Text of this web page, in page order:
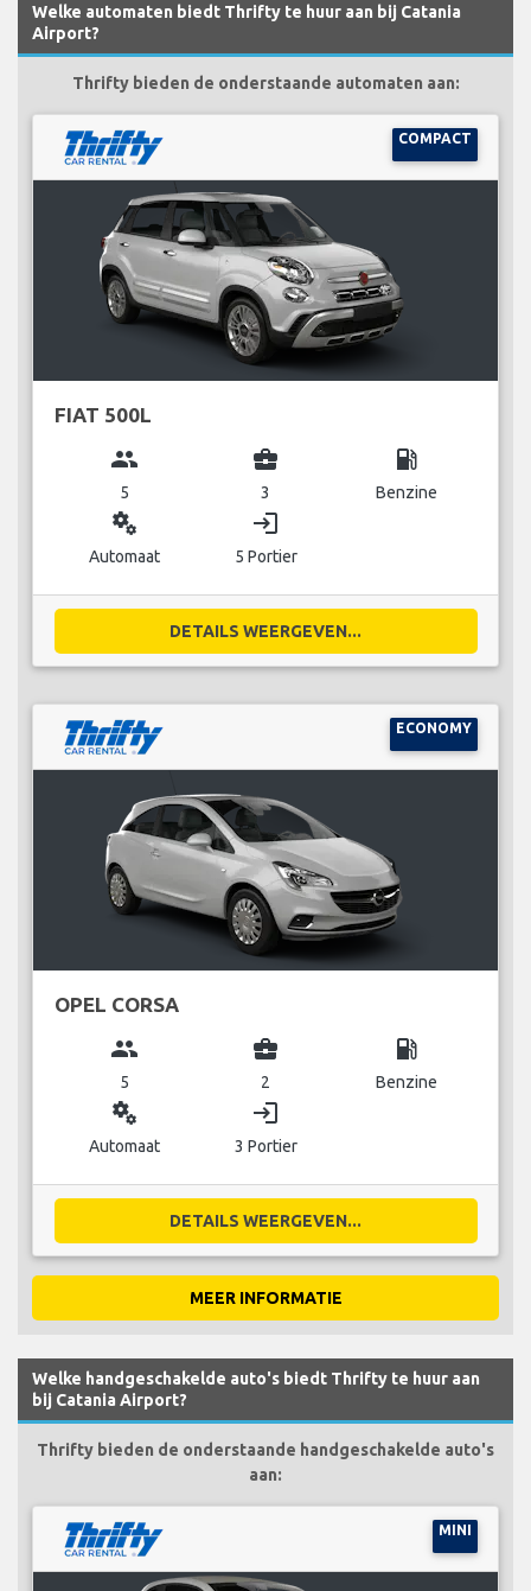
Welke automaten biedt Thrifty te huur aan bij Catania
Airport?
Thrifty bieden de onderstaande automaten aan:
COMPACT
FIAT 500L
group
5
business_center
3
local_gas_station
Benzine
miscellaneous_services
Automaat
login
5 Portier
DETAILS WEERGEVEN...
ECONOMY
OPEL CORSA
group
5
business_center
2
local_gas_station
Benzine
miscellaneous_services
Automaat
login
3 Portier
DETAILS WEERGEVEN...
MEER INFORMATIE
Welke handgeschakelde auto's biedt Thrifty te huur aan
bij Catania Airport?
Thrifty bieden de onderstaande handgeschakelde auto's
aan:
MINI